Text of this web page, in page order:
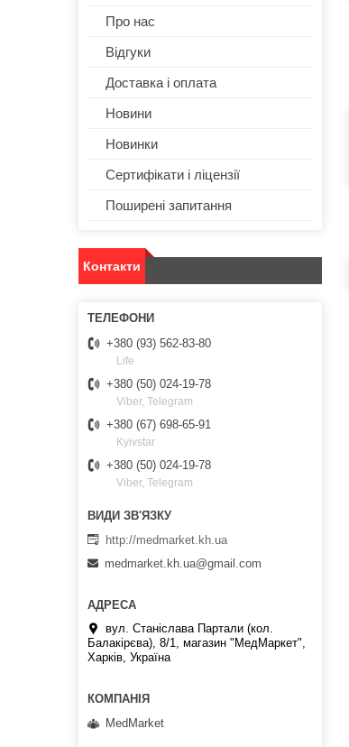
Про нас
Відгуки
Доставка і оплата
Новини
Новинки
Сертифікати і ліцензії
Поширені запитання
Контакти
+380 (93) 562-83-80
Life
+380 (50) 024-19-78
Viber, Telegram
+380 (67) 698-65-91
Kyivstar
+380 (50) 024-19-78
Viber, Telegram
http://medmarket.kh.ua
medmarket.kh.ua@gmail.com
вул. Станіслава Партали (кол.
Балакірєва), 8/1, магазин "МедМаркет",
Харків, Україна
MedMarket